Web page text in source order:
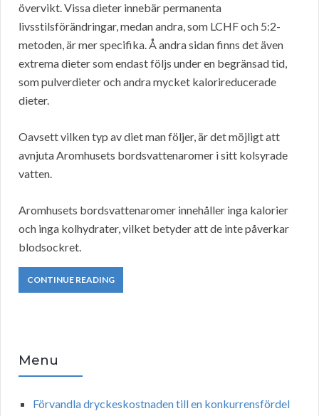
övervikt. Vissa dieter innebär permanenta
livsstilsförändringar, medan andra, som LCHF och 5:2-
metoden, är mer specifika. Å andra sidan finns det även
extrema dieter som endast följs under en begränsad tid,
som pulverdieter och andra mycket kalorireducerade
dieter.
Oavsett vilken typ av diet man följer, är det möjligt att
avnjuta Aromhusets bordsvattenaromer i sitt kolsyrade
vatten.
Aromhusets bordsvattenaromer innehåller inga kalorier
och inga kolhydrater, vilket betyder att de inte påverkar
blodsockret.
CONTINUE READING
Menu
Förvandla dryckeskostnaden till en konkurrensfördel